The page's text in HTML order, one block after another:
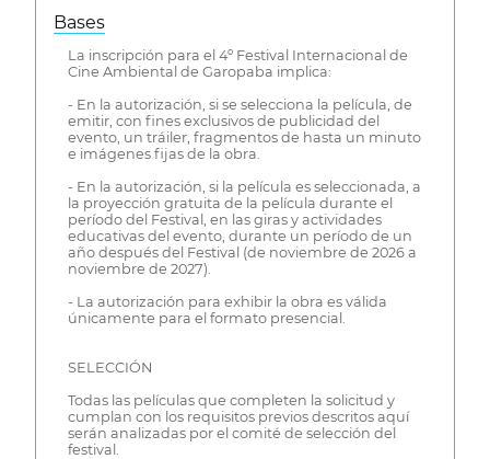
Bases
La inscripción para el 4º Festival Internacional de
Cine Ambiental de Garopaba implica:
- En la autorización, si se selecciona la película, de
emitir, con fines exclusivos de publicidad del
evento, un tráiler, fragmentos de hasta un minuto
e imágenes fijas de la obra.
- En la autorización, si la película es seleccionada, a
la proyección gratuita de la película durante el
período del Festival, en las giras y actividades
educativas del evento, durante un período de un
año después del Festival (de noviembre de 2026 a
noviembre de 2027).
- La autorización para exhibir la obra es válida
únicamente para el formato presencial.
SELECCIÓN
Todas las películas que completen la solicitud y
cumplan con los requisitos previos descritos aquí
serán analizadas por el comité de selección del
festival.